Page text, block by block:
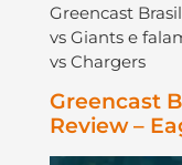
Greencast
vs Giants e
vs Chargers
Greencast
Review –